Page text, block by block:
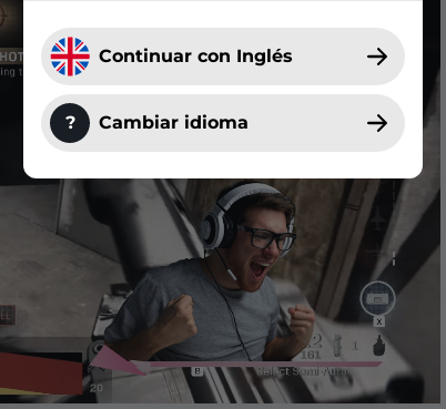
Continuar con Inglés
? Cambiar idioma